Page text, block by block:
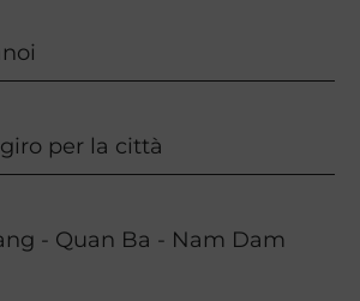
per la città
- Quan Ba - Nam Dam